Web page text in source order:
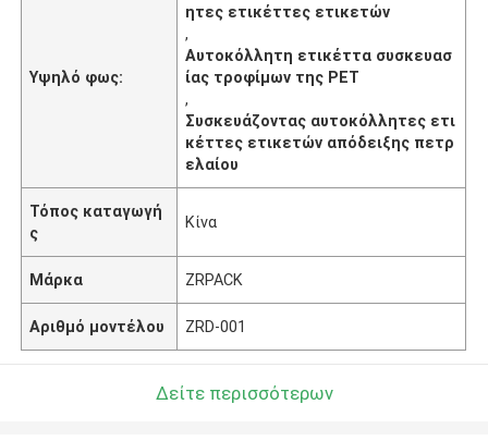
Υψηλό φως:
ητες ετικέττες ετικετών
,
Αυτοκόλλητη ετικέττα συσκευασ
ίας τροφίμων της PET
,
Συσκευάζοντας αυτοκόλλητες ετι
κέττες ετικετών απόδειξης πετρ
ελαίου
Τόπος καταγωγή
ς
Κίνα
Μάρκα ZRPACK
Αριθμό μοντέλου ZRD-001
Δείτε περισσότερων